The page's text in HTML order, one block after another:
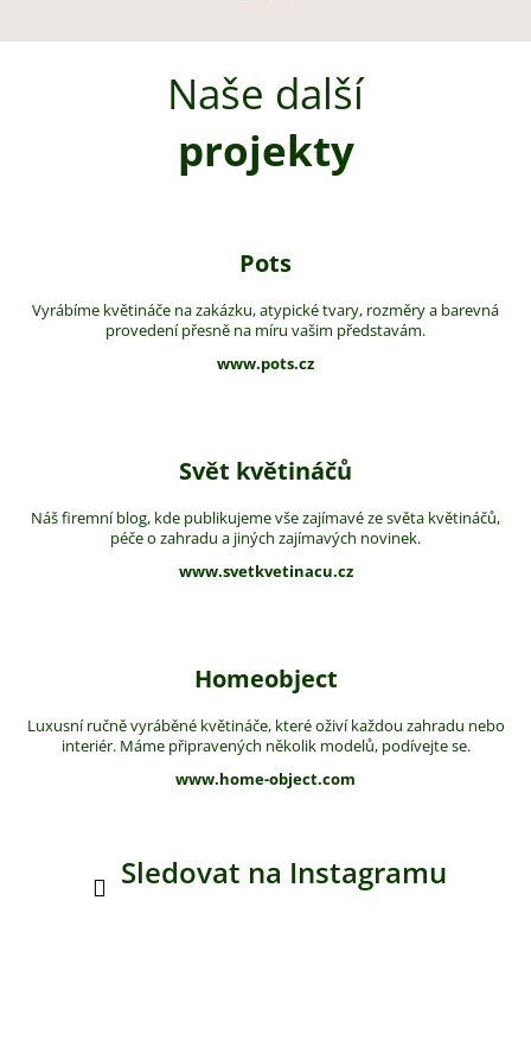
Naše další
projekty
Pots
Vyrábíme květináče na zakázku, atypické tvary, rozměry a barevná
provedení přesně na míru vašim představám.
www.pots.cz
Svět květináčů
Náš firemní blog, kde publikujeme vše zajímavé ze světa květináčů,
péče o zahradu a jiných zajímavých novinek.
www.svetkvetinacu.cz
Homeobject
Luxusní ručně vyráběné květináče, které oživí každou zahradu nebo
interiér. Máme připravených několik modelů, podívejte se.
www.home-object.com
Sledovat na Instagramu